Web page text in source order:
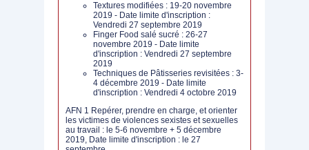
Textures modifiées : 19-20 novembre
2019 - Date limite d'inscription :
Vendredi 27 septembre 2019
Finger Food salé sucré : 26-27
novembre 2019 - Date limite
d'inscription : Vendredi 27 septembre
2019
Techniques de Pâtisseries revisitées : 3-
4 décembre 2019 - Date limite
d'inscription : Vendredi 4 octobre 2019
AFN 1 Repérer, prendre en charge, et orienter
les victimes de violences sexistes et sexuelles
au travail : le 5-6 novembre + 5 décembre
2019, Date limite d'inscription : le 27